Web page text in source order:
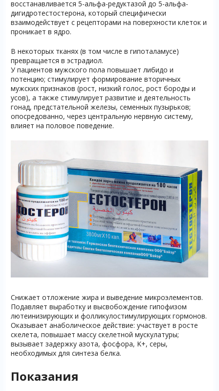
восстанавливается 5-альфа-редуктазой до 5-альфа-
дигидротестостерона, который специфически
взаимодействует с рецепторами на поверхности клеток и
проникает в ядро.
В некоторых тканях (в том числе в гипоталамусе)
превращается в эстрадиол.
У пациентов мужского пола повышает либидо и
потенцию; стимулирует формирование вторичных
мужских признаков (рост, низкий голос, рост бороды и
усов), а также стимулирует развитие и деятельность
гонад, предстательной железы, семенных пузырьков;
опосредованно, через центральную нервную систему,
влияет на половое поведение.
Снижает отложение жира и выведение микроэлементов.
Подавляет выработку и высвобождение гипофизом
лютеинизирующих и фолликулостимулирующих гормонов.
Оказывает анаболическое действие: участвует в росте
скелета, повышает массу скелетной мускулатуры;
вызывает задержку азота, фосфора, K+, серы,
необходимых для синтеза белка.
Показания